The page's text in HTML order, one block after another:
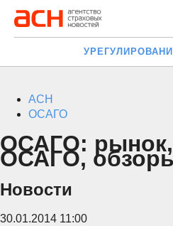
АСН
ОСАГО
ОСАГО: рынок,
ОСАГО,
Новости
30.01.2014 11:00